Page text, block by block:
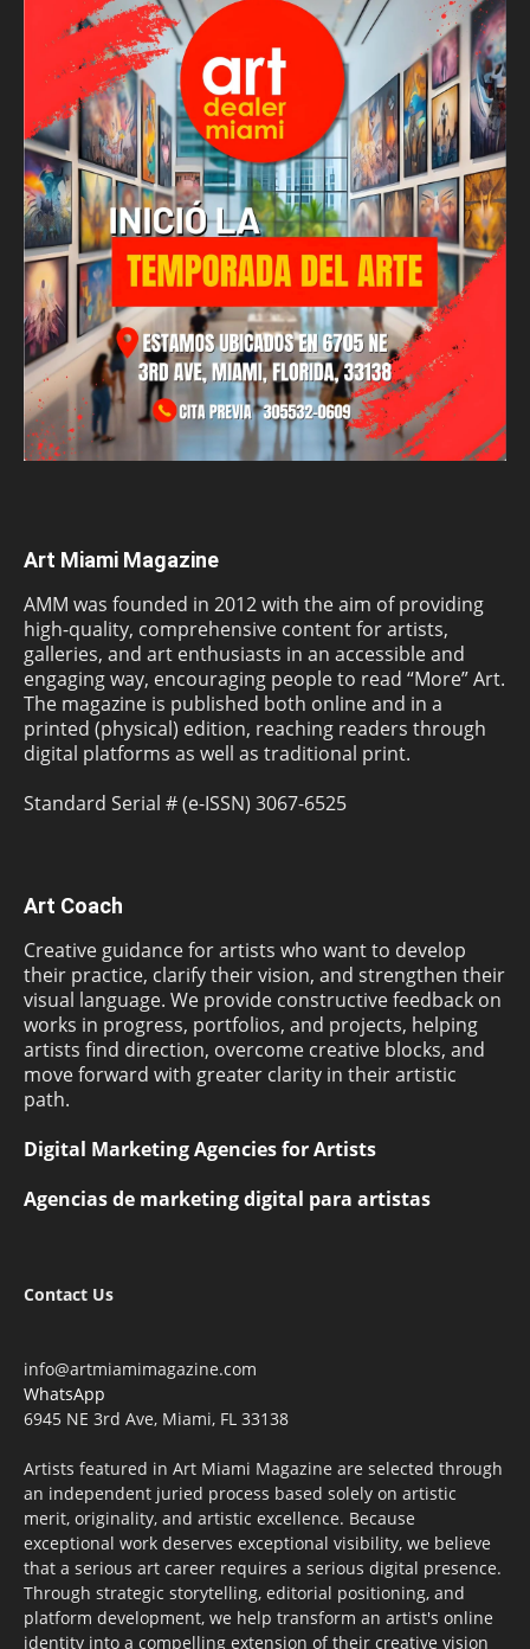
Art Miami Magazine
AMM was founded in 2012 with the aim of providing
high-quality, comprehensive content for artists,
galleries, and art enthusiasts in an accessible and
engaging way, encouraging people to read “More” Art.
The magazine is published both online and in a
printed (physical) edition, reaching readers through
digital platforms as well as traditional print.
Standard Serial # (e-ISSN) 3067-6525
Art Coach
Creative guidance for artists who want to develop
their practice, clarify their vision, and strengthen their
visual language. We provide constructive feedback on
works in progress, portfolios, and projects, helping
artists find direction, overcome creative blocks, and
move forward with greater clarity in their artistic
path.
Digital Marketing Agencies for Artists
Agencias de marketing digital para artistas
Contact Us
info@artmiamimagazine.com
WhatsApp
6945 NE 3rd Ave, Miami, FL 33138
Artists featured in Art Miami Magazine are selected through
an independent juried process based solely on artistic
merit, originality, and artistic excellence. Because
exceptional work deserves exceptional visibility, we believe
that a serious art career requires a serious digital presence.
Through strategic storytelling, editorial positioning, and
platform development, we help transform an artist's online
identity into a compelling extension of their creative vision